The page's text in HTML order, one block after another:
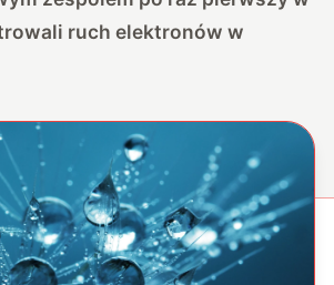
ruch elektronów w